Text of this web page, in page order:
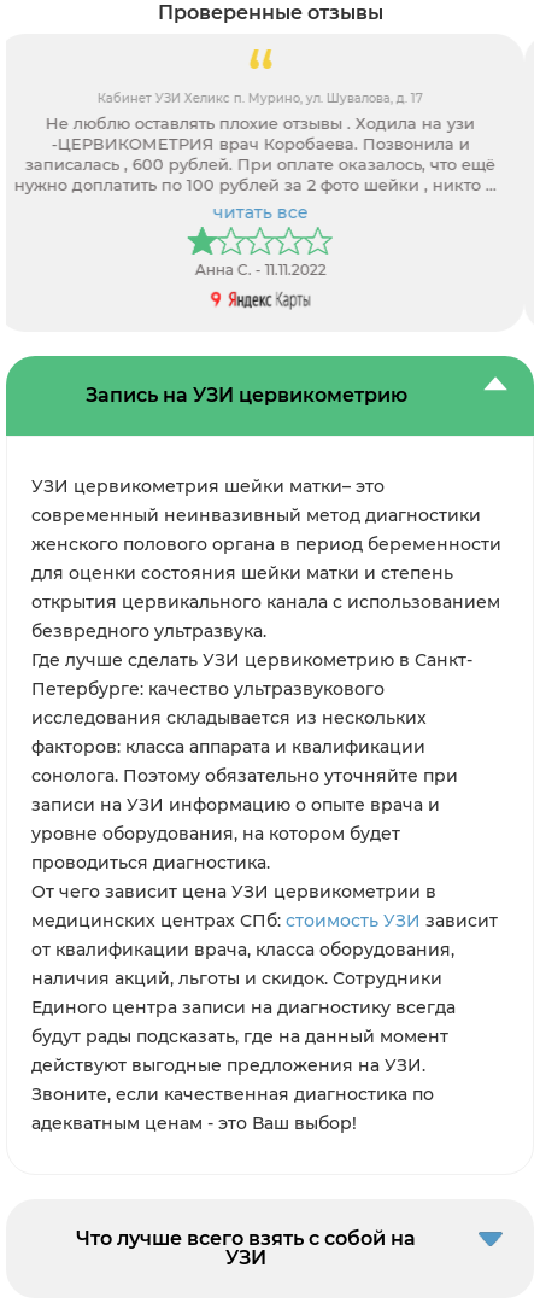
Проверенные отзывы
Кабинет УЗИ ИнтраМед ул. Савушкина, д. 143, корп. 1
Я бесконечно благодарна данной клинике и ее врачам за
высокий профессионализм и отдачу при ведении моей
беременности. Очень компетентные и вежливые врачи,
анализы обрабатываются быстро, клиника всегда на
связи.
читать все
Elena Gaeva - 13.03.2021
Запись на УЗИ цервикометрию
УЗИ цервикометрия шейки матки– это
современный неинвазивный метод диагностики
женского полового органа в период беременности
для оценки состояния шейки матки и степень
открытия цервикального канала с использованием
безвредного ультразвука.
Где лучше сделать УЗИ цервикометрию в Санкт-
Петербурге: качество ультразвукового
исследования складывается из нескольких
факторов: класса аппарата и квалификации
сонолога. Поэтому обязательно уточняйте при
записи на УЗИ информацию о опыте врача и
уровне оборудования, на котором будет
проводиться диагностика.
От чего зависит цена УЗИ цервикометрии в
медицинских центрах СПб: стоимость УЗИ зависит
от квалификации врача, класса оборудования,
наличия акций, льготы и скидок. Сотрудники
Единого центра записи на диагностику всегда
будут рады подсказать, где на данный момент
действуют выгодные предложения на УЗИ.
Звоните, если качественная диагностика по
адекватным ценам - это Ваш выбор!
Что лучше всего взять с собой на
УЗИ